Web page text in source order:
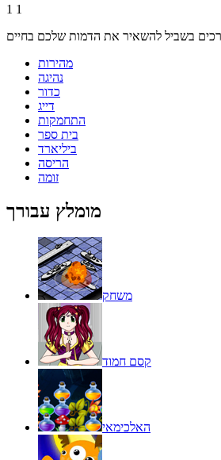
1 1
מהירות
נהיגה
כדור
דייג
התחמקות
בית ספר
ביליארד
הריסה
זומה
מומלץ עבורך
משחק
קסם חמוד
האלכימאי